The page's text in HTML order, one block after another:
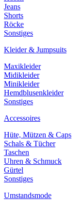
Jeans
Shorts
Röcke
Sonstiges
Kleider & Jumpsuits
Maxikleider
Midikleider
Minikleider
Hemdblusenkleider
Sonstiges
Accessoires
Hüte, Mützen & Caps
Schals & Tücher
Taschen
Uhren & Schmuck
Gürtel
Sonstiges
Umstandsmode